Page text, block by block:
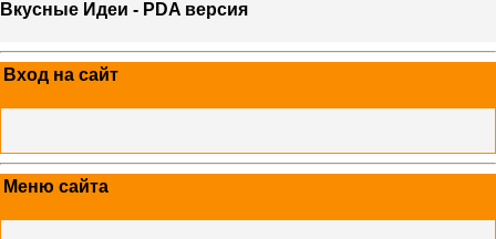
Вкусные Идеи - PDA версия
Вход на сайт
Меню сайта